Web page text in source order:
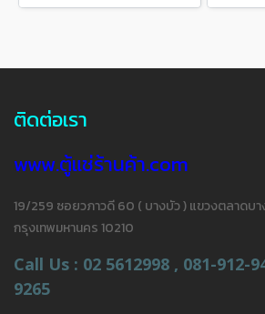
ติดต่อเรา
www.ตู้แช่ร้านค้า.com
19/259 ซอยวภาวดี 60 ( บางบัว ) แขวงตลาดบา
กรุงเทพมหานคร 10210
Call Us : 02 5612998 , 081-912-
9265